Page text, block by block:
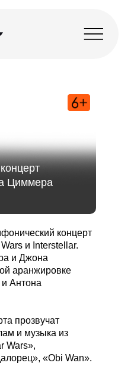
концерт
и Interstellar.
и Джона
аранжировке
Антона
прозвучат
и музыка из
Wars»,
«Obi Wan».
Циммера